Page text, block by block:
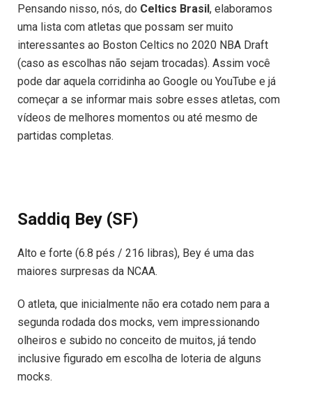
Pensando nisso, nós, do Celtics Brasil, elaboramos
uma lista com atletas que possam ser muito
interessantes ao Boston Celtics no 2020 NBA Draft
(caso as escolhas não sejam trocadas). Assim você
pode dar aquela corridinha ao Google ou YouTube e já
começar a se informar mais sobre esses atletas, com
vídeos de melhores momentos ou até mesmo de
partidas completas.
Saddiq Bey (SF)
Alto e forte (6.8 pés / 216 libras), Bey é uma das
maiores surpresas da NCAA.
O atleta, que inicialmente não era cotado nem para a
segunda rodada dos mocks, vem impressionando
olheiros e subido no conceito de muitos, já tendo
inclusive figurado em escolha de loteria de alguns
mocks.